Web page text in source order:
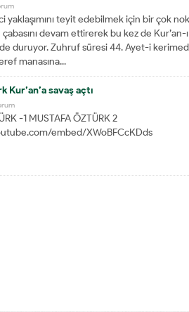
yaklaşımını teyit edebilmek için bir çok
devam ettirerek bu kez de Kur’an-
duruyor. Zuhruf süresi 44. Ayet-i
manasına...
savaş açtı
-1 MUSTAFA ÖZTÜRK 2
embed/XWoBFCcKDds